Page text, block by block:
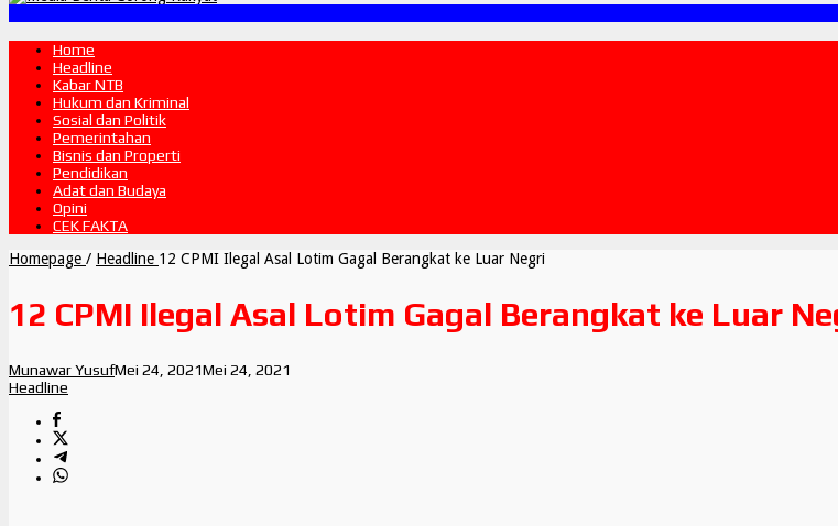
Home
Headline
Kabar NTB
Hukum dan Kriminal
Sosial dan Politik
Pemerintahan
Bisnis dan Properti
Pendidikan
Adat dan Budaya
Opini
CEK FAKTA
Homepage / Headline 12 CPMI Ilegal Asal Lotim Gagal Berangkat ke Luar Negri
12 CPMI Ilegal Asal Lotim Gagal Berangkat ke Luar
Munawar YusufMei 24, 2021Mei 24, 2021
Headline